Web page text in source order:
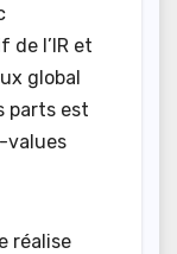
de l’IR et
global
parts est
values
réalise